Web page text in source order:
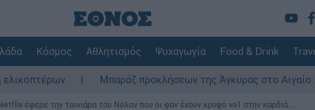
Κόσμος Αθλητισμός Ψυχαγωγία Food & Drink
Μπαράζ προκλήσεων της Άγκυρας στο Αιγαίο: Εικονική
έφερε την ταινιάρα του Νόλαν που οι φαν έχουν κρυφό νο1 στην καρδιά...